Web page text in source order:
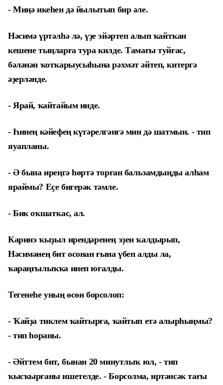
- Миңә икеһен дә йылытып бир әле.
Нәсимә үртәлһә лә, үҙе эйәртеп алып ҡайтҡан
кешене тыңларға тура килде. Тамағы туйғас,
бәләнән ҡотҡарыусыһына рәхмәт әйтеп, китергә
әҙерләнде.
- Ярай, ҡайтайым инде.
- Һинең кәйефең күтәрелгәнгә мин дә шатмын. - тип
яуапланы.
- Ә бына иреңгә һөртә торған бальзамдыңды алһам
яраймы? Еҫе бигерәк тәмле.
- Бик оҡшатҡас, ал.
Каринэ ҡыҙыл ирендәренең эҙен ҡалдырып,
Нәсимәнең бит осонан ғына үбеп алды ла,
ҡараңғылыҡҡа инеп юғалды.
Тегенеһе уның өсөн борсолоп:
- Ҡайҙа тиклем ҡайтырға, ҡайтып етә алырһыңмы?
- тип һораны.
- Әйттем бит, бынан 20 минутлыҡ юл, - тип
ҡысҡырғаны ишетелде. - Борсолма, иртәнсәк тағы